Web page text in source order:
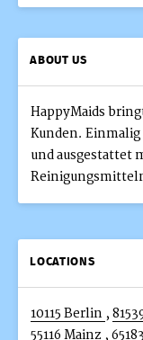
ABOUT US
HappyMaids
Kunden.
und ausgestattet
LOCATIONS
10115 Berlin ,
55116 Mainz ,